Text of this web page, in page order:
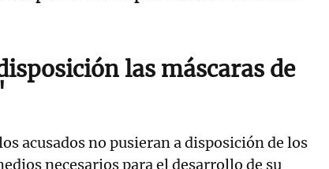
las máscaras de
acusados no pusieran a disposición de los
necesarios para el desarrollo de su